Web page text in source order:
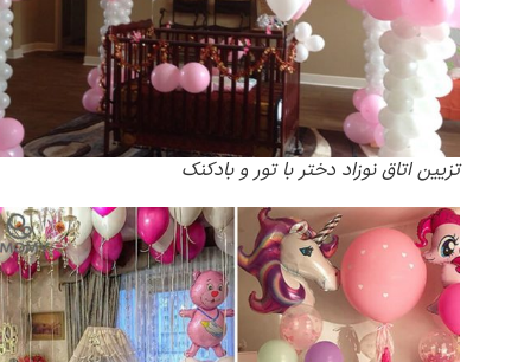
تزیین اتاق نوزاد دختر با تور و بادکنک